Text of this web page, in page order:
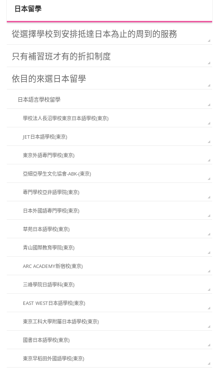
日本留學
從選擇學校到安排抵達日本為止的周到的服務
只有補習班才有的折扣制度
依目的來選日本留學
日本語言學校留學
學校法人長沼學校東京日本語學校(東京)
JET日本語學校(東京)
東京外語專門學校(東京)
亞細亞學生文化協會-ABK-(東京)
專門學校亞非語學院(東京)
日本外國語專門學校(東京)
草苑日本語學校(東京)
青山國際教育學院(東京)
ARC ACADEMY新宿校(東京)
三峰學院日語學科(東京)
EAST WEST日本語學校(東京)
東京工科大學附屬日本語學校(東京)
國書日本語學校(東京)
東京早稻田外國語學校(東京)